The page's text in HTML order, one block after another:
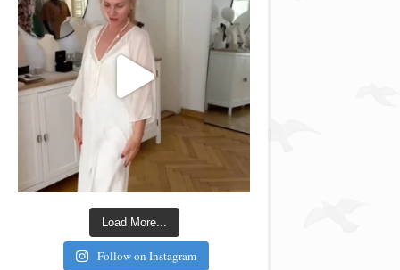
Load More...
Follow on Instagram